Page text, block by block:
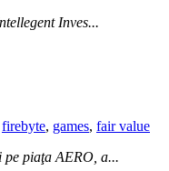
Inves...
firebyte, games, fair value
piaţa AERO, a...